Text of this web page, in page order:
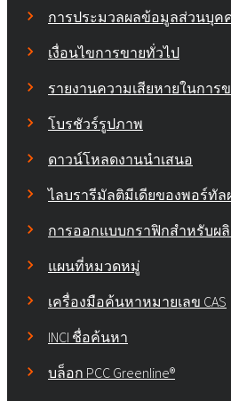
การประมวลผลข้อมูลส่วนบุค
เงื่อนไขการขายทั่วไป
รายงานความเสียหายในการ
โบรชัวร์รูปภาพ
ดาวน์โหลดงานนำเสนอ
ไลบรารีมัลติมีเดียของพอร์ทัล
การออกแบบกราฟิกสำหรับผลิ
แผนที่หมวดหมู่
เครื่องมือค้นหาหมายเลข CAS
INCI ชื่อค้นหา
บล็อก PCC Greenline®